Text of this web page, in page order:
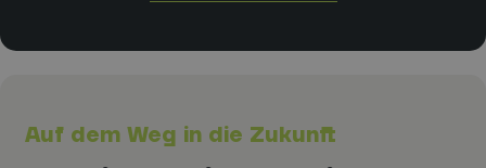
Auf dem Weg in die Zukunft